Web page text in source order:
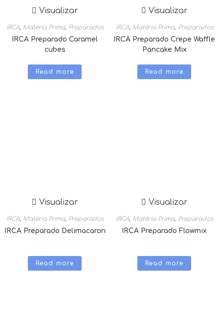
Visualizar
IRCA, Matéria Prima, Preparados
IRCA Preparado Caramel
cubes
Read more
Visualizar
IRCA, Matéria Prima, Preparados
IRCA Preparado Crepe Waffle
Pancake Mix
Read more
Visualizar
IRCA, Matéria Prima, Preparados
IRCA Preparado Delimacaron
Read more
Visualizar
IRCA, Matéria Prima, Preparados
IRCA Preparado Flowmix
Read more